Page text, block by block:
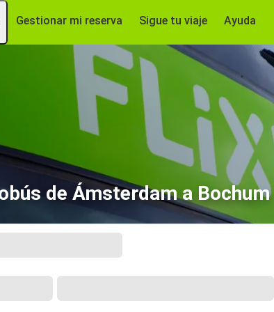
Gestionar mi reserva Sigue tu viaje Ayuda
de Ámsterdam a Bochum